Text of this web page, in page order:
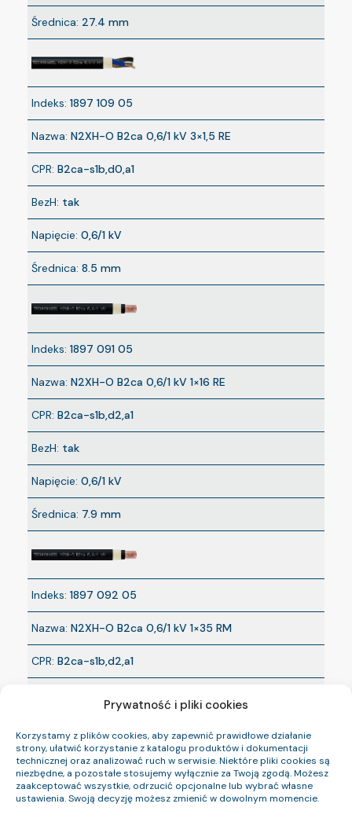
Prywatność i pliki cookies
Korzystamy z plików cookies, aby zapewnić prawidłowe działanie
strony, ułatwić korzystanie z katalogu produktów i dokumentacji
technicznej oraz analizować ruch w serwisie. Niektóre pliki cookies są
niezbędne, a pozostałe stosujemy wyłącznie za Twoją zgodą. Możesz
zaakceptować wszystkie, odrzucić opcjonalne lub wybrać własne
ustawienia. Swoją decyzję możesz zmienić w dowolnym momencie.
Średnica: 27.4 mm
Indeks: 1897 109 05
Nazwa: N2XH-O B2ca 0,6/1 kV 3×1,5 RE
CPR: B2ca-s1b,d0,a1
BezH: tak
Napięcie: 0,6/1 kV
Średnica: 8.5 mm
Indeks: 1897 091 05
Nazwa: N2XH-O B2ca 0,6/1 kV 1×16 RE
CPR: B2ca-s1b,d2,a1
BezH: tak
Napięcie: 0,6/1 kV
Średnica: 7.9 mm
Indeks: 1897 092 05
Nazwa: N2XH-O B2ca 0,6/1 kV 1×35 RM
CPR: B2ca-s1b,d2,a1
Średnica:12.7 mm